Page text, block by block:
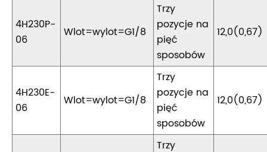
4H230P-
06
Wlot=wylot=G1/8
Trzy
pozycje na
pięć
sposobów
12,0(0,67)
4H230E-
06
Wlot=wylot=G1/8
Trzy
pozycje na
pięć
sposobów
12,0(0,67)
Trzy